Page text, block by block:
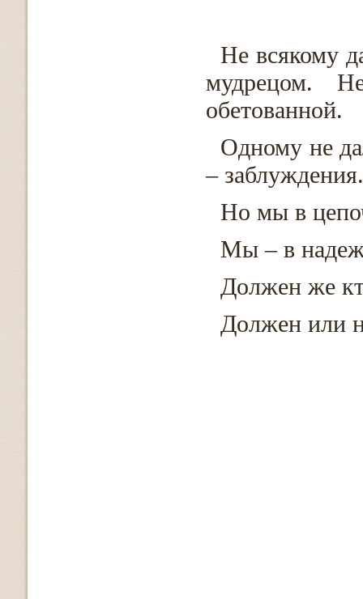
Не всякому
мудрецом.
обетованной.
Одному не
– заблуждения.
Но мы в
Мы – в
Должен же
Должен или